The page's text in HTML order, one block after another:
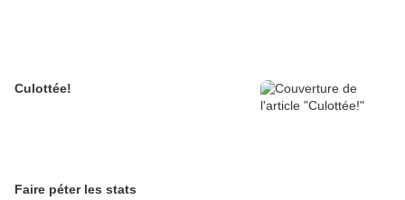
Culottée!
Faire péter les stats